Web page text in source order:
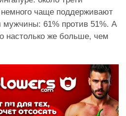
чаще поддерживают
мужчины: 61% против 51%. А
настолько же больше, чем